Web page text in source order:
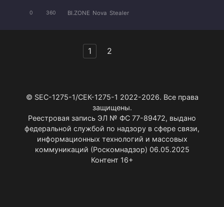
0 360 BI.ZONE Nova Stealer
1 2
© SEC-1275-1/СЕК-1275-1 2022-2026. Все права
защищены.
Реестровая запись ЭЛ № ФС 77-89472, выдано
федеральной службой по надзору в сфере связи,
информационных технологий и массовых
коммуникаций (Роскомнадзор) 06.05.2025
Контент 16+